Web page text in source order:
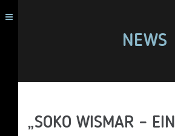
NEWS
„SOKO WISMAR – EIN